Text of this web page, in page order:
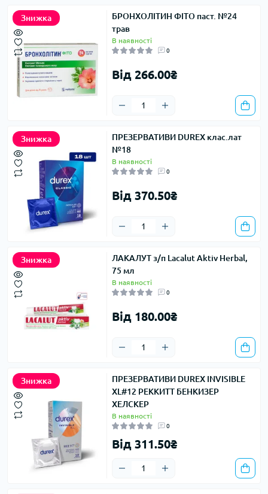
Знижка
БРОНХОЛІТИН ФІТО паст. №24
трав
В наявності
0
Від 266.00₴
Знижка
ПРЕЗЕРВАТИВИ DUREX клас.лат
№18
В наявності
0
Від 370.50₴
Знижка
ЛАКАЛУТ з/п Lacalut Aktiv Herbal,
75 мл
В наявності
0
Від 180.00₴
Знижка
ПРЕЗЕРВАТИВИ DUREX INVISIBLE
XL#12 РЕККИТТ БЕНКИЗЕР
ХЕЛСКЕР
В наявності
0
Від 311.50₴